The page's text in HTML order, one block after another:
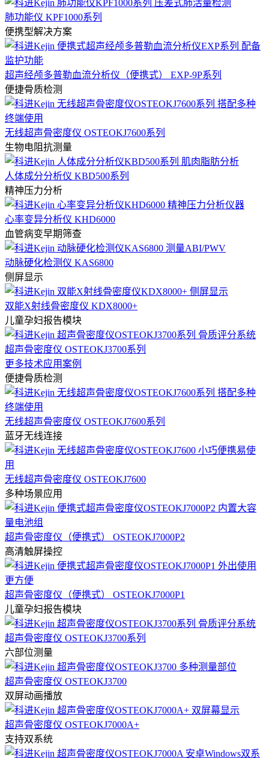
肺功能仪 KPF1000系列
便携型解决方案
超声经颅多普勒血流分析仪（便携式） EXP-9P系列
便捷骨质检测
无线超声骨密度仪 OSTEOKJ7600系列
生物电阻抗测量
人体成分分析仪 KBD500系列
精神压力分析
心率变异分析仪 KHD6000
血管病变早期筛查
动脉硬化检测仪 KAS6800
侧屏显示
双能X射线骨密度仪 KDX8000+
儿童孕妇报告模块
超声骨密度仪 OSTEOKJ3700系列
更多技术应用案例
便捷骨质检测
无线超声骨密度仪 OSTEOKJ7600系列
蓝牙无线连接
无线超声骨密度仪 OSTEOKJ7600
多种场景应用
超声骨密度仪（便携式） OSTEOKJ7000P2
高清触屏操控
超声骨密度仪（便携式） OSTEOKJ7000P1
儿童孕妇报告模块
超声骨密度仪 OSTEOKJ3700系列
六部位测量
超声骨密度仪 OSTEOKJ3700
双屏动画播放
超声骨密度仪 OSTEOKJ7000A+
支持双系统